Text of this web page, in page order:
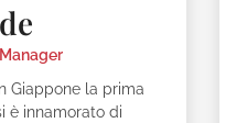
Giappone la prima
è innamorato di